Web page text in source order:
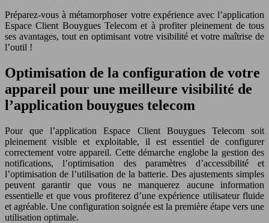
Préparez-vous à métamorphoser votre expérience avec l’application
Espace Client Bouygues Telecom et à profiter pleinement de tous
ses avantages, tout en optimisant votre visibilité et votre maîtrise de
l’outil !
Optimisation de la configuration de votre
appareil pour une meilleure visibilité de
l’application bouygues telecom
Pour que l’application Espace Client Bouygues Telecom soit
pleinement visible et exploitable, il est essentiel de configurer
correctement votre appareil. Cette démarche englobe la gestion des
notifications, l’optimisation des paramètres d’accessibilité et
l’optimisation de l’utilisation de la batterie. Des ajustements simples
peuvent garantir que vous ne manquerez aucune information
essentielle et que vous profiterez d’une expérience utilisateur fluide
et agréable. Une configuration soignée est la première étape vers une
utilisation optimale.